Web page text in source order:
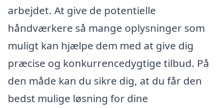
arbejdet. At give de potentielle
håndværkere så mange oplysninger som
muligt kan hjælpe dem med at give dig
præcise og konkurrencedygtige tilbud. På
den måde kan du sikre dig, at du får den
bedst mulige løsning for dine